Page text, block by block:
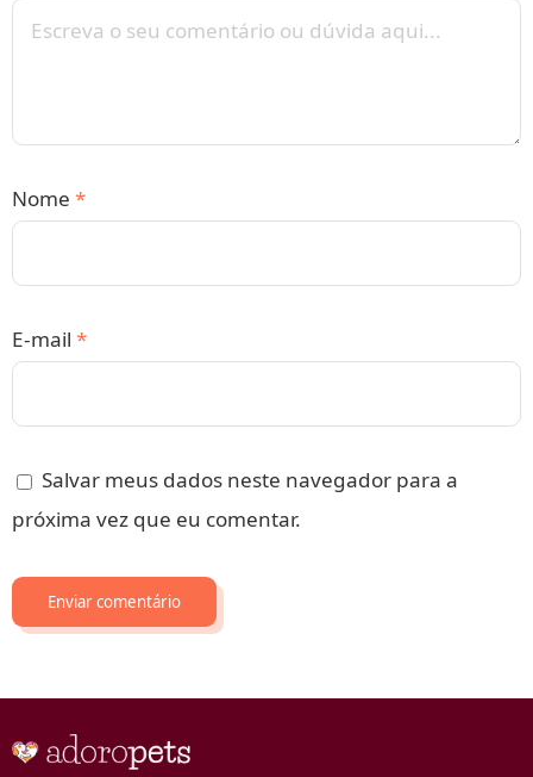
Nome *
E-mail *
Salvar meus dados neste navegador para a
próxima vez que eu comentar.